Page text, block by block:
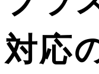
対応